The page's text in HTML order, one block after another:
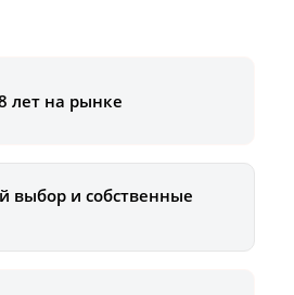
лет на рынке
выбор и собственные